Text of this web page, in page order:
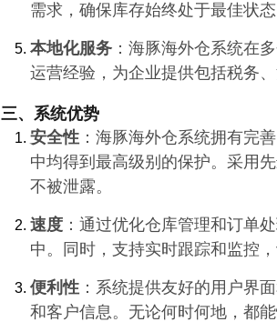
需求，确保库存始终处于最佳状
本地化服务 ：海豚海外仓系统在
运营经验，为企业提供包括税务
三、系统优势
安全性 ：海豚海外仓系统拥有完
中均得到最高级别的保护。采用
不被泄露。
速度 ：通过优化仓库管理和订单
中。同时，支持实时跟踪和监控
便利性 ：系统提供友好的用户界
和客户信息。无论何时何地，都